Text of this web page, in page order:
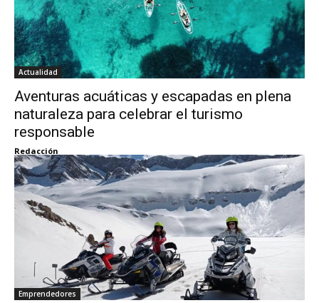
Actualidad
Aventuras acuáticas y escapadas en plena
naturaleza para celebrar el turismo
responsable
Redacción
Emprendedores